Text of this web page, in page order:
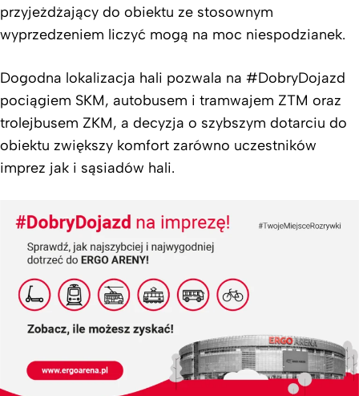
przyjeżdżający do obiektu ze stosownym
wyprzedzeniem liczyć mogą na moc niespodzianek.
Dogodna lokalizacja hali pozwala na #DobryDojazd
pociągiem SKM, autobusem i tramwajem ZTM oraz
trolejbusem ZKM, a decyzja o szybszym dotarciu do
obiektu zwiększy komfort zarówno uczestników
imprez jak i sąsiadów hali.